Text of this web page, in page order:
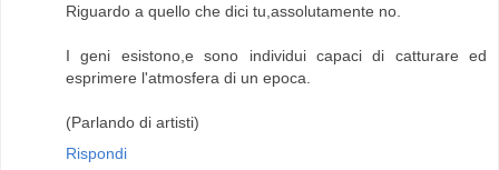
Riguardo a quello che dici tu,assolutamente no.
I geni esistono,e sono individui capaci di catturare ed
esprimere l'atmosfera di un epoca.
(Parlando di artisti)
Rispondi